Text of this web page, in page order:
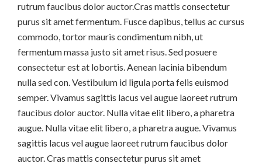
rutrum faucibus dolor auctor.Cras mattis consectetur
purus sit amet fermentum. Fusce dapibus, tellus ac cursus
commodo, tortor mauris condimentum nibh, ut
fermentum massa justo sit amet risus. Sed posuere
consectetur est at lobortis. Aenean lacinia bibendum
nulla sed con. Vestibulum id ligula porta felis euismod
semper. Vivamus sagittis lacus vel augue laoreet rutrum
faucibus dolor auctor. Nulla vitae elit libero, a pharetra
augue. Nulla vitae elit libero, a pharetra augue. Vivamus
sagittis lacus vel augue laoreet rutrum faucibus dolor
auctor. Cras mattis consectetur purus sit amet